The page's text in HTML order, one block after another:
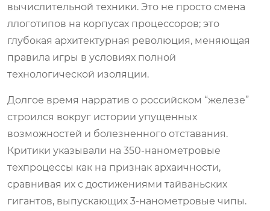
вычислительной техники. Это не просто смена
ллоготипов на корпусах процессоров; это
глубокая архитектурная революция, меняющая
правила игры в условиях полной
технологической изоляции.
Долгое время нарратив о российском “железе”
строился вокруг истории упущенных
возможностей и болезненного отставания.
Критики указывали на 350-нанометровые
техпроцессы как на признак архаичности,
сравнивая их с достижениями тайваньских
гигантов, выпускающих 3-нанометровые чипы.